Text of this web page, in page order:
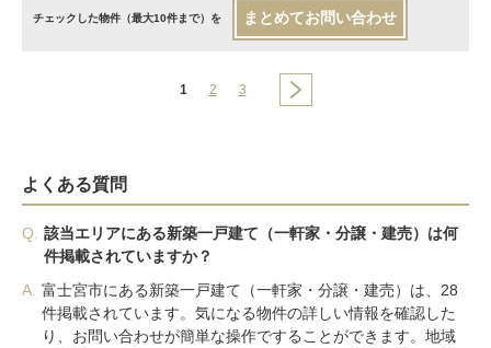
チェックした物件（最大10件まで）を まとめてお問い合わせ
1 2 3
よくある質問
Q.
該当エリアにある新築一戸建て（一軒家・分譲・建売）は何
件掲載されていますか？
A. 富士宮市にある新築一戸建て（一軒家・分譲・建売）は、28
件掲載されています。気になる物件の詳しい情報を確認した
り、お問い合わせが簡単な操作ですることができます。地域